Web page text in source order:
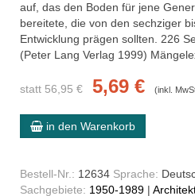
auf, das den Boden für jene
bereitete, die von den sechziger
Entwicklung prägen sollten. 226
(Peter Lang Verlag 1999)
statt 56,95 € 5,69 € (inkl.
in den Warenkorb
Bestell-Nr.: 12634 Sprache:
Sachgebiete: 1950-1989 |